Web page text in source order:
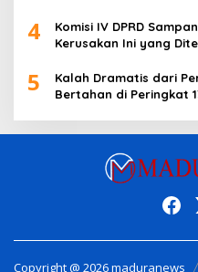
4
Komisi IV DPRD
Kerusakan Ini yang
5
Kalah Dramatis dari
Bertahan di Peringkat
Copyright @ 2026 maduranews